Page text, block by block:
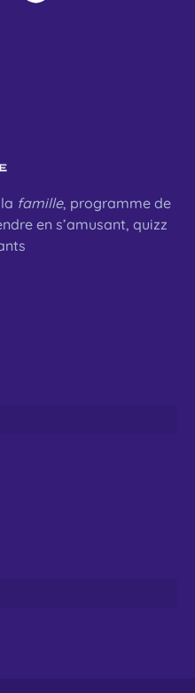
famille, programme de
en s’amusant, quizz